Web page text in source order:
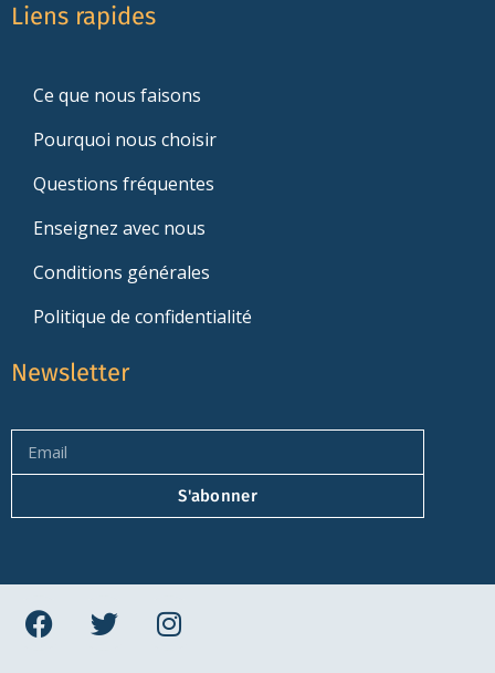
Liens rapides
Ce que nous faisons
Pourquoi nous choisir
Questions fréquentes
Enseignez avec nous
Conditions générales
Politique de confidentialité
Newsletter
S'abonner